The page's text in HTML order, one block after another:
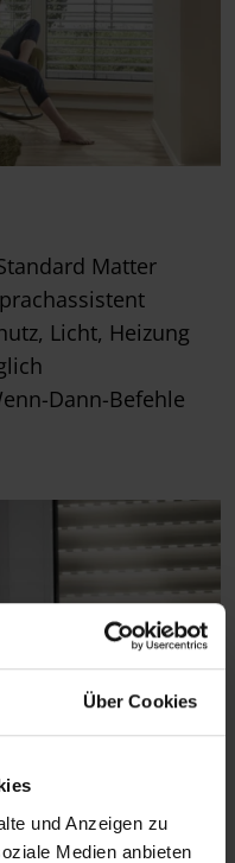
Über Cookies
und Anzeigen zu
Medien anbieten
Matter
Licht, Heizung
Dann-Befehle